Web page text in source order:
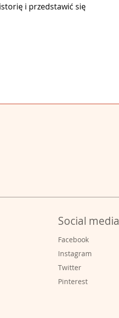
i przedstawić się
Social media
Facebook
Instagram
Twitter
Pinterest